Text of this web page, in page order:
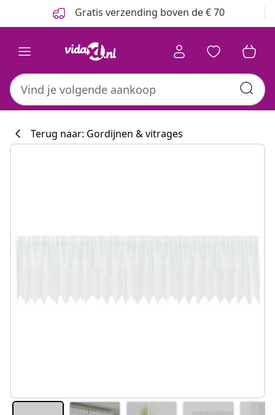
Gratis verzending boven de € 70
Terug naar: Gordijnen & vitrages